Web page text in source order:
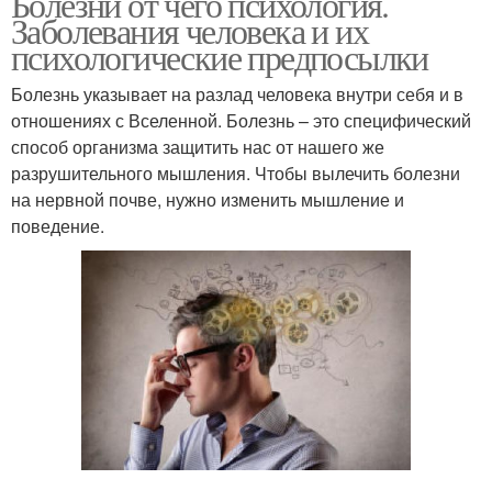
Заболевания человека и их
психологические предпосылки
Болезнь указывает на разлад человека внутри себя и в
отношениях с Вселенной. Болезнь – это специфический
способ организма защитить нас от нашего же
разрушительного мышления. Чтобы вылечить болезни
на нервной почве, нужно изменить мышление и
поведение.